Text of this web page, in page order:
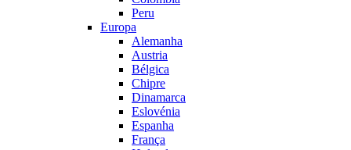
Peru
Europa
Alemanha
Austria
Bélgica
Chipre
Dinamarca
Eslovénia
Espanha
França